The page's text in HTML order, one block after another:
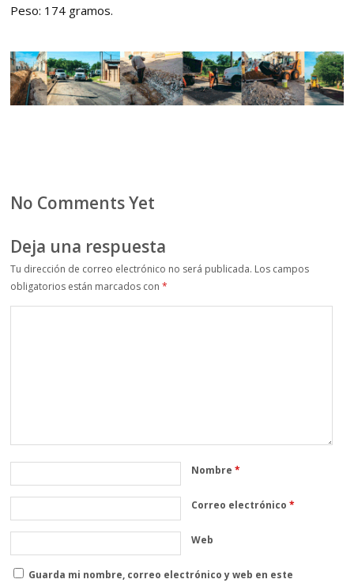
Peso: 174 gramos.
No Comments Yet
Deja una respuesta
Tu dirección de correo electrónico no será publicada. Los campos
obligatorios están marcados con*
Nombre*
Correo electrónico*
Web
Guarda mi nombre, correo electrónico y web en este